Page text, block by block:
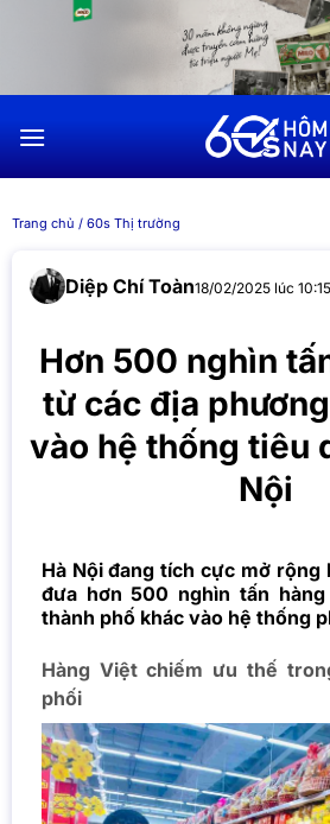
dung
Trang chủ / 60s Thị trường
Diệp Chí Toàn18/02/2025 lúc 10:15
Hơn 500 nghìn
từ các địa
vào hệ thống tiêu
Nội
Hà Nội đang tích cực mở rộng
đưa hơn 500 nghìn tấn
thành phố khác vào hệ thống
Hàng Việt chiếm ưu thế
phối